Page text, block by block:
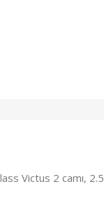
Victus 2 camı,